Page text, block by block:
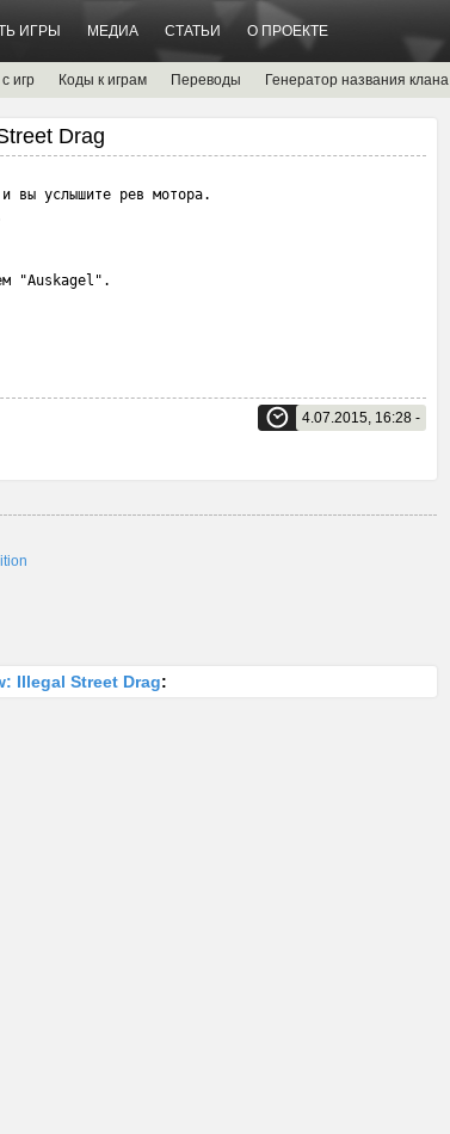
ИГРЫ МЕДИА СТАТЬИ О ПРОЕКТЕ
игр Коды к играм Переводы Генератор названия клана
Drag
вы услышите рев мотора.
"Auskagel".
4.07.2015, 16:28 -
Illegal Street Drag: